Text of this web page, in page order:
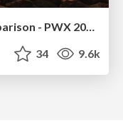
34 9.6k